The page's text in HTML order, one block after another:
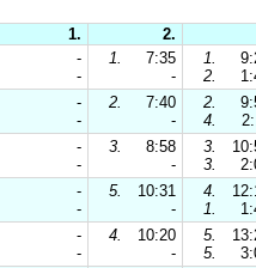
1.
2.
- 1. 7:35 1.
-
- 2.
- 2. 7:40 2.
-
- 4.
- 3. 8:58 3.
-
- 3.
- 5. 10:31 4.
-
- 1.
- 4. 10:20 5.
-
- 5.